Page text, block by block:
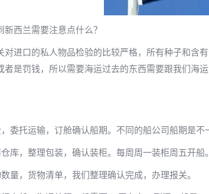
西兰需要注意点什么？
对进口的私人物品检验的比较严格，所有种子和含
者是罚钱，所以需要海运过去的东西需要跟我们海
委托运输，订舱确认船期。不同的船公司船期是不
库，整理包装，确认装柜。每周周一装柜周五开船。
量，货物清单，我们整理确认完成，办理报关。